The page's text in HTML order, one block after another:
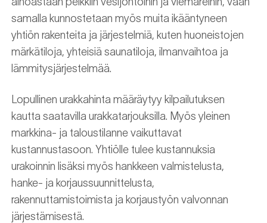
samalla kunnostetaan myös muita ikääntyneen
yhtiön rakenteita ja järjestelmiä, kuten huoneistojen
märkätiloja, yhteisiä saunatiloja, ilmanvaihtoa ja
lämmitysjärjestelmää.
Lopullinen urakkahinta määräytyy kilpailutuksen
kautta saatavilla urakkatarjouksilla. Myös yleinen
markkina- ja taloustilanne vaikuttavat
kustannustasoon. Yhtiölle tulee kustannuksia
urakoinnin lisäksi myös hankkeen valmistelusta,
hanke- ja korjaussuunnittelusta,
rakennuttamistoimista ja korjaustyön valvonnan
järjestämisestä.